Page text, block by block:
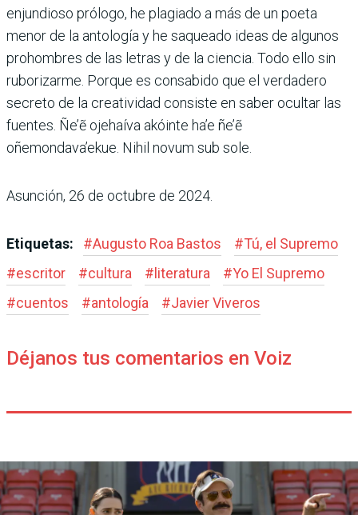
enjundioso prólogo, he plagiado a más de un poeta
menor de la antología y he saqueado ideas de algunos
prohombres de las letras y de la ciencia. Todo ello sin
ruborizarme. Porque es consabido que el verdadero
secreto de la creatividad consiste en saber ocultar las
fuentes. Ñe’ẽ ojehaíva akóinte ha’e ñe’ẽ
oñemondava’ekue. Nihil novum sub sole.
Asunción, 26 de octubre de 2024.
Etiquetas: #Augusto Roa Bastos #Tú, el Supremo
#escritor #cultura # literatura #Yo El Supremo
#cuentos #antología #Javier Viveros
Déjanos tus comentarios en Voiz